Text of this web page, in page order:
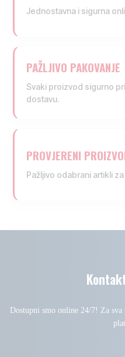
Jednostavna i sigurna
PAŽLJIVO PAKOVANJE
Svaki proizvod sigurno
dostavu.
PROVJERENI
Pažljivo odabrani artikli
Dostupni smo online 24/7! Za